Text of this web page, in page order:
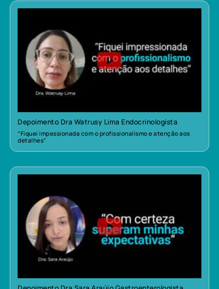
Depoimento Dra Watrusy Lima Endocrinologista
“Fiquei impessionada com o profissionalismo e atenção aos
detalhes”